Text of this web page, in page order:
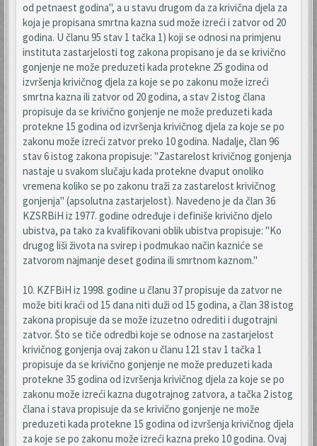
od petnaest godina", a u stavu drugom da za krivična djela za
koja je propisana smrtna kazna sud može izreći i zatvor od 20
godina. U članu 95 stav 1 tačka 1) koji se odnosi na primjenu
instituta zastarjelosti tog zakona propisano je da se krivično
gonjenje ne može preduzeti kada protekne 25 godina od
izvršenja krivičnog djela za koje se po zakonu može izreći
smrtna kazna ili zatvor od 20 godina, a stav 2 istog člana
propisuje da se krivično gonjenje ne može preduzeti kada
protekne 15 godina od izvršenja krivičnog djela za koje se po
zakonu može izreći zatvor preko 10 godina. Nadalje, član 96
stav 6 istog zakona propisuje: "Zastarelost krivičnog gonjenja
nastaje u svakom slučaju kada protekne dvaput onoliko
vremena koliko se po zakonu traži za zastarelost krivičnog
gonjenja" (apsolutna zastarjelost). Navedeno je da član 36
KZSRBiH iz 1977. godine određuje i definiše krivično djelo
ubistva, pa tako za kvalifikovani oblik ubistva propisuje: "Ko
drugog liši života na svirep i podmukao način kazniće se
zatvorom najmanje deset godina ili smrtnom kaznom."
10. KZFBiH iz 1998. godine u članu 37 propisuje da zatvor ne
može biti kraći od 15 dana niti duži od 15 godina, a član 38 istog
zakona propisuje da se može izuzetno odrediti i dugotrajni
zatvor. Što se tiče odredbi koje se odnose na zastarjelost
krivičnog gonjenja ovaj zakon u članu 121 stav 1 tačka 1
propisuje da se krivično gonjenje ne može preduzeti kada
protekne 35 godina od izvršenja krivičnog djela za koje se po
zakonu može izreći kazna dugotrajnog zatvora, a tačka 2 istog
člana i stava propisuje da se krivično gonjenje ne može
preduzeti kada protekne 15 godina od izvršenja krivičnog djela
za koje se po zakonu može izreći kazna preko 10 godina. Ovaj